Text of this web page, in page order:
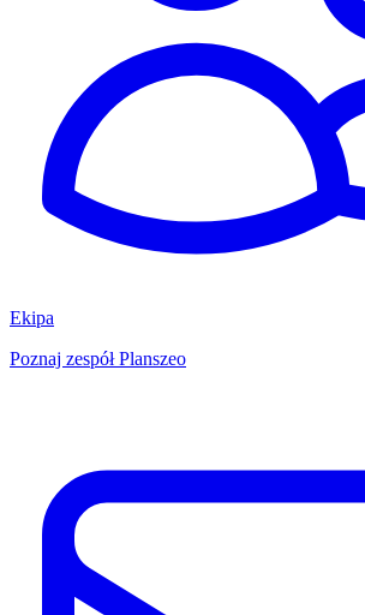
Ekipa
Poznaj zespół Planszeo